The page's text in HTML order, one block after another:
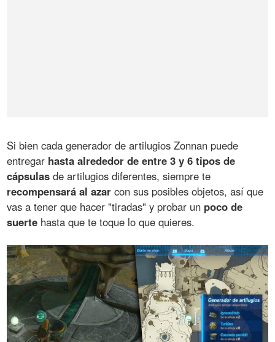
Si bien cada generador de artilugios Zonnan puede
entregar hasta alrededor de entre 3 y 6 tipos de
cápsulas de artilugios diferentes, siempre te
recompensará al azar con sus posibles objetos, así que
vas a tener que hacer "tiradas" y probar un poco de
suerte hasta que te toque lo que quieres.